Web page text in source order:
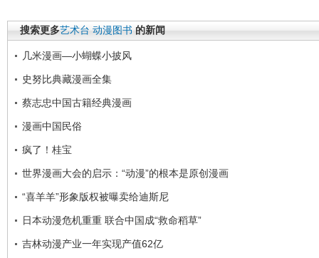
搜索更多艺术台 动漫图书 的新闻
几米漫画—小蝴蝶小披风
史努比典藏漫画全集
蔡志忠中国古籍经典漫画
漫画中国民俗
疯了！桂宝
世界漫画大会的启示：“动漫”的根本是原创漫画
“喜羊羊”形象版权被曝卖给迪斯尼
日本动漫危机重重 联合中国成“救命稻草”
吉林动漫产业一年实现产值62亿